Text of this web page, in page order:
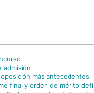
admisión
más antecedentes
final y orden de mérito